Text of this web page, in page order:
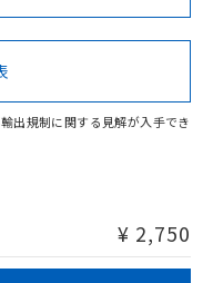
Cd Cr(VI)
があります。
認証/適合状況ページへ
ジからご検索ください
出規制に関する見解が入手でき
¥ 2,750